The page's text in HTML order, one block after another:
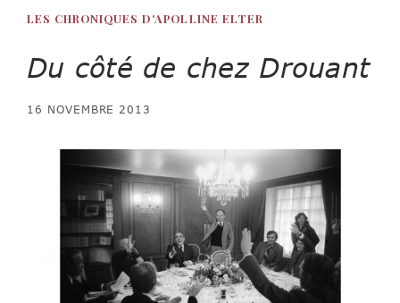
LES CHRONIQUES D'APOLLINE ELTER
Du côté de chez Drouant
16 NOVEMBRE 2013